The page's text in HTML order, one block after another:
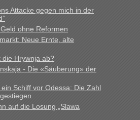
Reisetipps • Re: Mit dem Zug in
dazu schreiben, daß es ein Zug von
auf deren Webseite kann man die
ist es die erste Umsteigefreie
Attacke gegen mich in der
ohne Reformen
Neue Ernte, alte
die Hrywnja ab?
- Die «Säuberung» der
Schiff vor Odessa: Die Zahl
auf die Losung „Slawa